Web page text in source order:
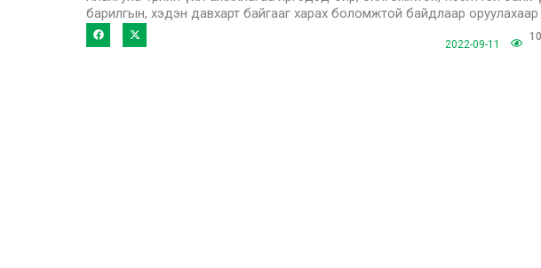
барилгын, хэдэн давхарт байгааг харах боломжтой байдлаар оруулахаар
2022-09-11
10